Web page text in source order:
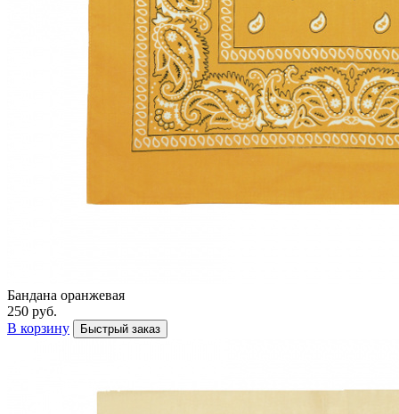
Бандана оранжевая
250 руб.
В корзину
Быстрый заказ